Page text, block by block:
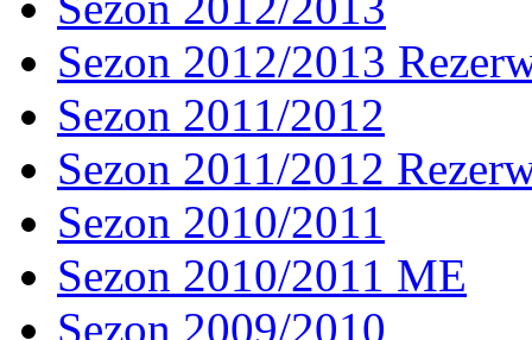
Sezon 2012/2013
Sezon 2011/2012
Sezon 2011/2012
Sezon 2010/2011
Sezon 2010/2011 ME
Sezon 2009/2010